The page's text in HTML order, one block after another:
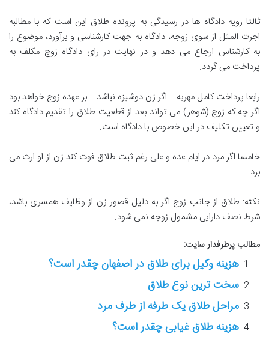
ثالثا رویه دادگاه ها در رسیدگی به پرونده طلاق این است که با مطالبه
اجرت المثل از سوی زوجه، دادگاه به جهت کارشناسی و برآورد، موضوع را
به کارشناس ارجاع می دهد و در نهایت در رای دادگاه زوج مکلف به
پرداخت می گردد.
رابعا پرداخت کامل مهریه – اگر زن دوشیزه نباشد – بر عهده زوج خواهد بود
اگر چه که زوج (شوهر) می تواند بعد از قطعیت طلاق را تقدیم دادگاه کند
و تعیین تکلیف در این خصوص با دادگاه است.
خامسا اگر مرد در ایام عده و علی رغم ثبت طلاق فوت کند زن از او ارث می
برد
نکته: طلاق از جانب زوج اگر به دلیل قصور زن از وظایف همسری باشد،
شرط نصف دارایی مشمول زوجه نمی شود.
مطالب پرطرفدار سایت:
هزینه وکیل برای طلاق در اصفهان چقدر است؟
سخت ترین نوع طلاق
مراحل طلاق یک طرفه از طرف مرد
هزینه طلاق غیابی چقدر است؟